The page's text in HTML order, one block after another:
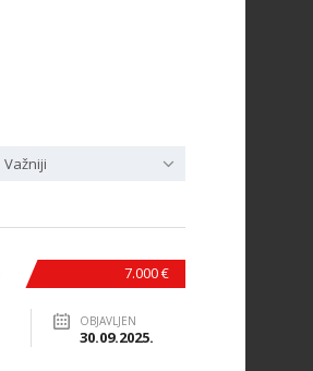
Važniji
7.000 €
OBJAVLJEN
30.09.2025.